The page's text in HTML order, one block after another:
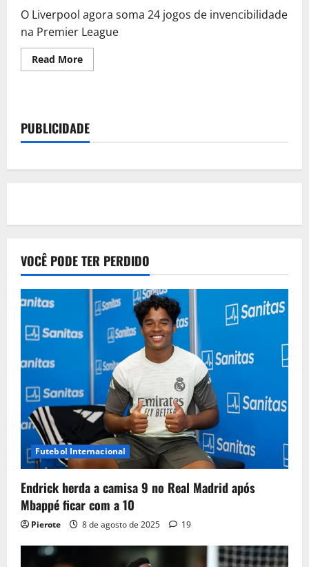
a
vice-
liderança
Eliminatórias
O Liverpool agora soma 24 jogos de invencibilidade
na Premier League
Read MoreRead
more
liderança
da
Premier
PUBLICIDADE
VOCÊ PODE TER PERDIDO
Futebol Internacional
Endrick herda a camisa 9 no Real Madrid após
Mbappé ficar com a 10
Pierote 8 de agosto de 2025 19